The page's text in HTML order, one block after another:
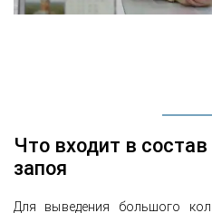
Что входит в
запоя
Для выведения большого